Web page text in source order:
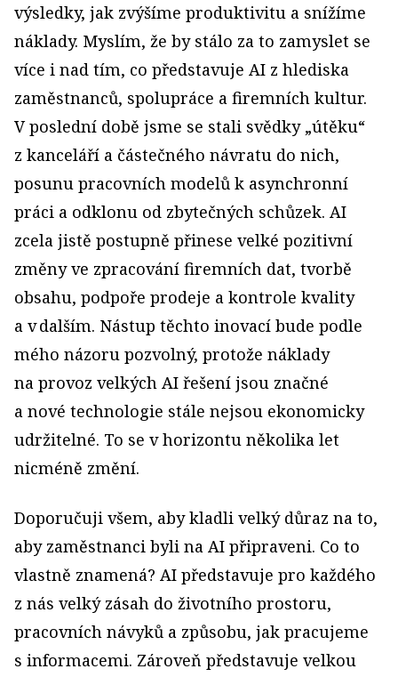
výsledky, jak zvýšíme produktivitu a snížíme
náklady. Myslím, že by stálo za to zamyslet se
více i nad tím, co představuje AI z hlediska
zaměstnanců, spolupráce a firemních kultur.
V poslední době jsme se stali svědky „útěku“
z kanceláří a částečného návratu do nich,
posunu pracovních modelů k asynchronní
práci a odklonu od zbytečných schůzek. AI
zcela jistě postupně přinese velké pozitivní
změny ve zpracování firemních dat, tvorbě
obsahu, podpoře prodeje a kontrole kvality
a v dalším. Nástup těchto inovací bude podle
mého názoru pozvolný, protože náklady
na provoz velkých AI řešení jsou značné
a nové technologie stále nejsou ekonomicky
udržitelné. To se v horizontu několika let
nicméně změní.
Doporučuji všem, aby kladli velký důraz na to,
aby zaměstnanci byli na AI připraveni. Co to
vlastně znamená? AI představuje pro každého
z nás velký zásah do životního prostoru,
pracovních návyků a způsobu, jak pracujeme
s informacemi. Zároveň představuje velkou